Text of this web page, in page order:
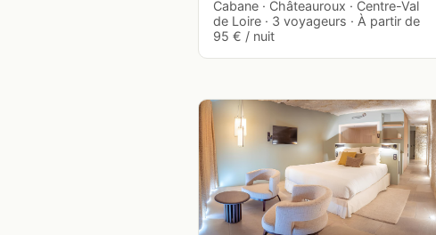
Cabane · Châteauroux · Centre-Val
de Loire · 3 voyageurs · À partir de
95 € / nuit